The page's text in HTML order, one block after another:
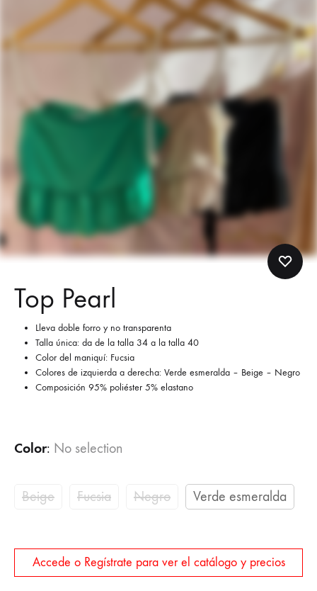
Top Pearl
Lleva doble forro y no transparenta
Talla única: da de la talla 34 a la talla 40
Color del maniquí: Fucsia
Colores de izquierda a derecha: Verde esmeralda – Beige – Negro
Composición 95% poliéster 5% elastano
Color: No selection
Beige Fucsia Negro Verde esmeralda
Accede o Regístrate para ver el catálogo y precios